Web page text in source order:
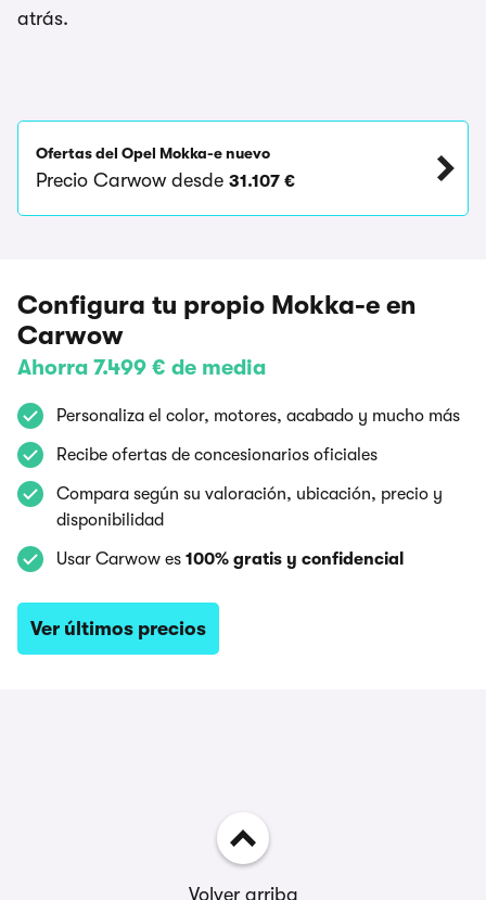
atrás.
Ofertas del Opel Mokka-e nuevo
Precio Carwow desde 31.107 €
Configura tu propio Mokka-e en
Carwow
Ahorra 7.499 € de media
Personaliza el color, motores, acabado y mucho más
Recibe ofertas de concesionarios oficiales
Compara según su valoración, ubicación, precio y
disponibilidad
Usar Carwow es 100% gratis y confidencial
Ver últimos precios
Volver arriba